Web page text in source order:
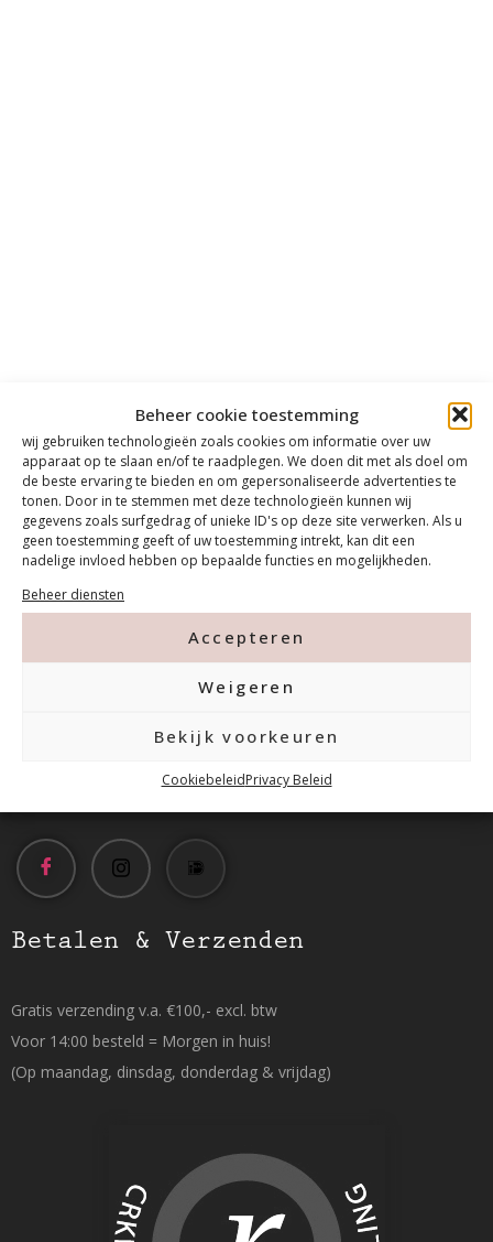
Beheer cookie toestemming
wij gebruiken technologieën zoals cookies om informatie over uw
apparaat op te slaan en/of te raadplegen. We doen dit met als doel om
de beste ervaring te bieden en om gepersonaliseerde advertenties te
tonen. Door in te stemmen met deze technologieën kunnen wij
gegevens zoals surfgedrag of unieke ID's op deze site verwerken. Als u
geen toestemming geeft of uw toestemming intrekt, kan dit een
nadelige invloed hebben op bepaalde functies en mogelijkheden.
Beheer diensten
Accepteren
Weigeren
Bekijk voorkeuren
CookiebeleidPrivacy Beleid
Contact
Tanthofdreef 7 2623 EW Delft
info@mfacademy.nl
Betalen & Verzenden
Gratis verzending v.a. €100,- excl. btw
Voor 14:00 besteld = Morgen in huis!
(Op maandag, dinsdag, donderdag & vrijdag)